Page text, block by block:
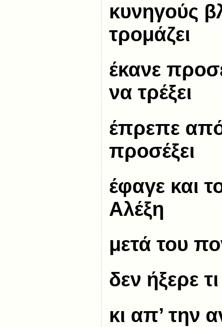
κυνηγούς
τρομάζει
έκανε
να τρέξει
έπρεπε
προσέξει
έφαγε και
Αλέξη
μετά του
δεν ήξερε
κι απ’ την